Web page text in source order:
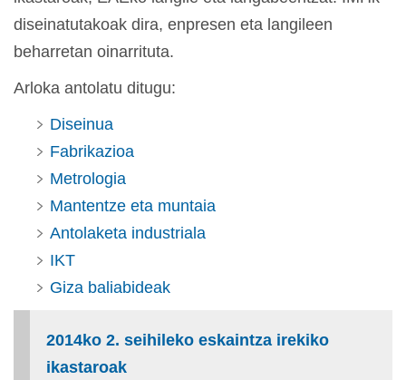
diseinatutakoak dira, enpresen eta langileen
beharretan oinarrituta.
Arloka antolatu ditugu:
Diseinua
Fabrikazioa
Metrologia
Mantentze eta muntaia
Antolaketa industriala
IKT
Giza baliabideak
2014ko 2. seihileko eskaintza irekiko
ikastaroak